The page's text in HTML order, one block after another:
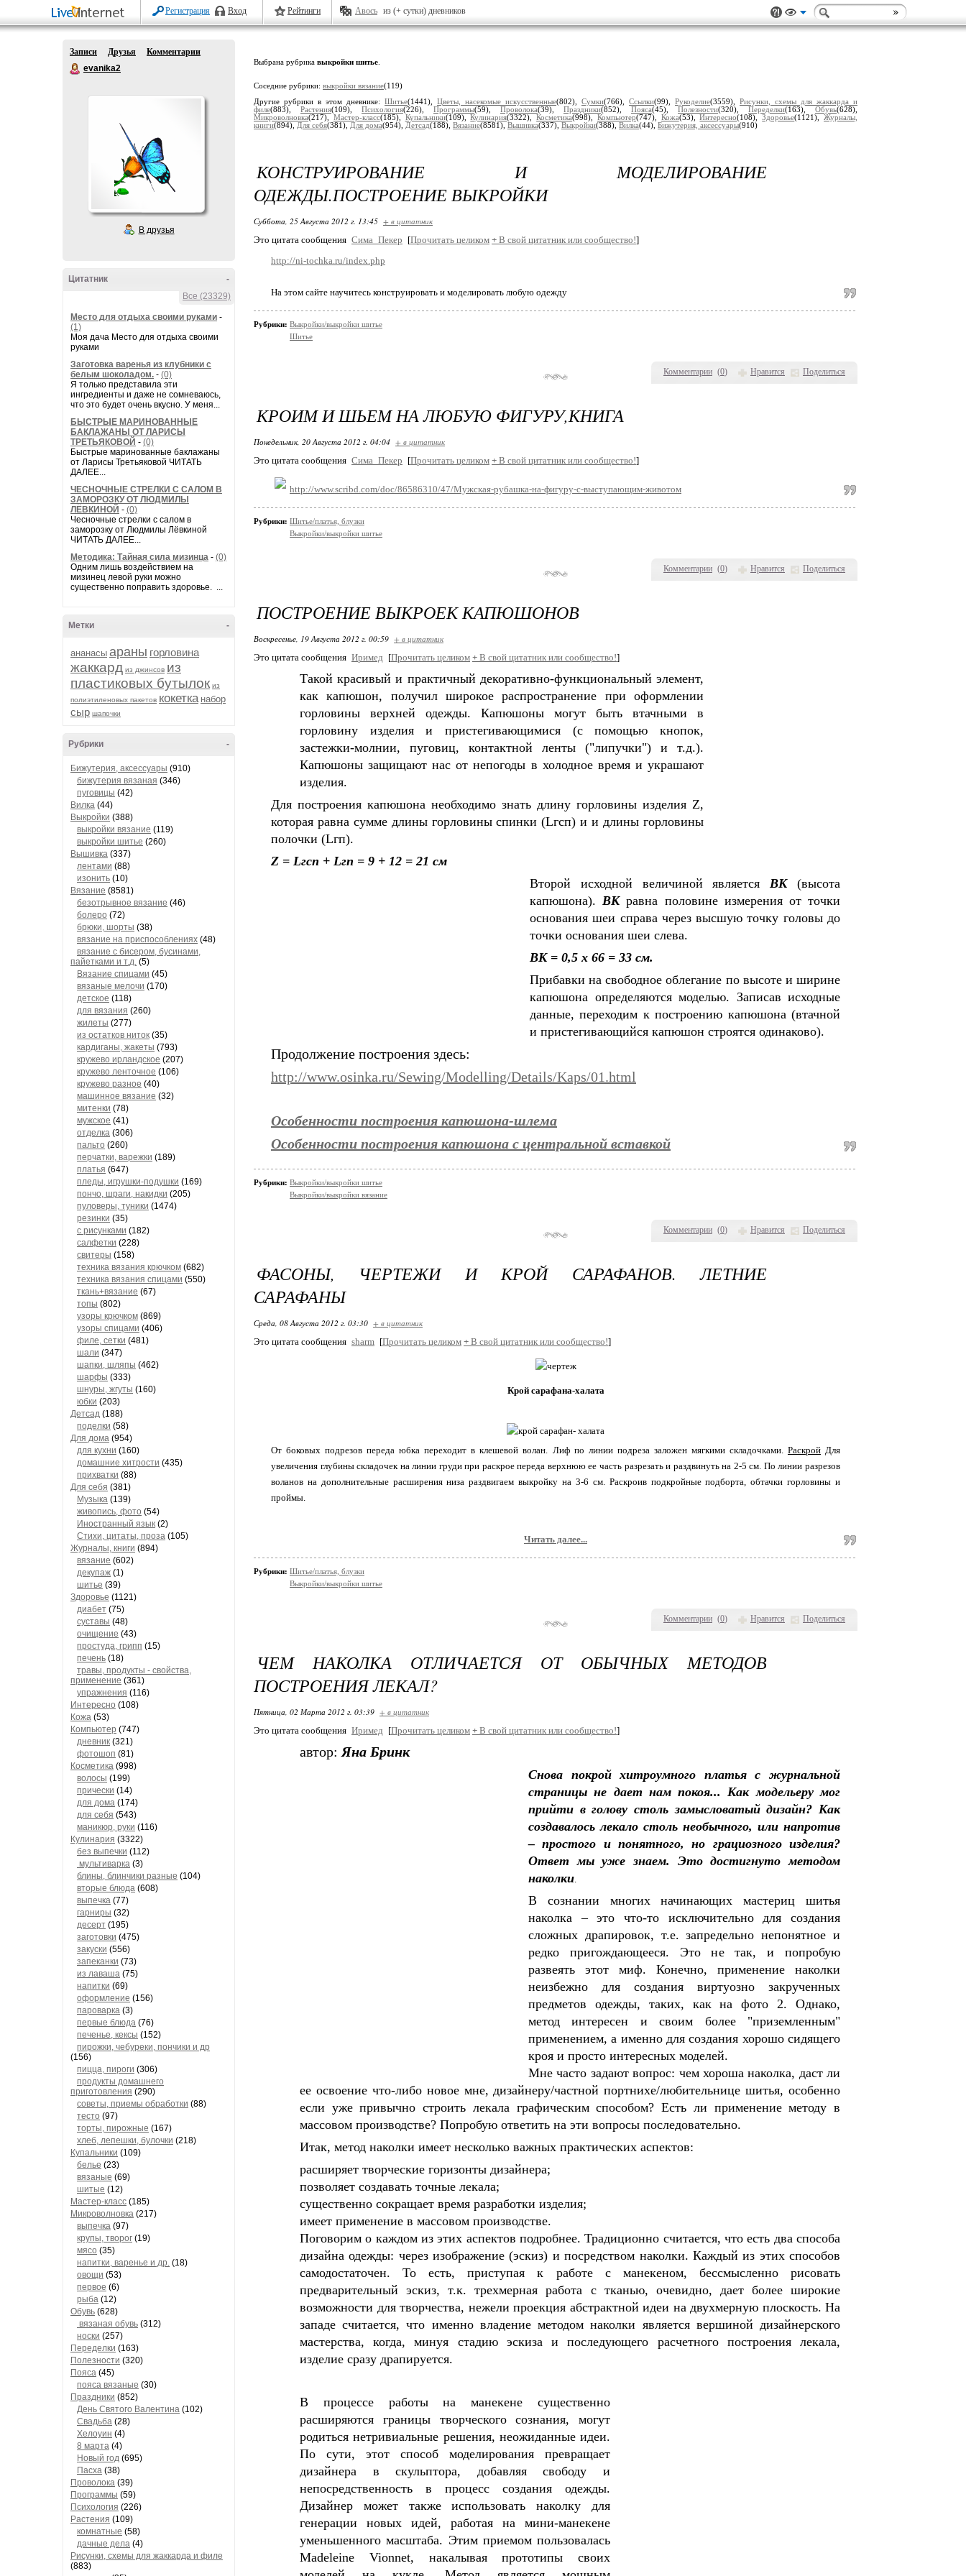
Регистрация Вход Рейтинги Авось из (+ сутки) дневников
Записи Друзья
Комментарии
evanika2
В друзья
-
Цитатник
Все (23329)
Место для отдыха своими руками -
(1)
Моя дача Место для отдыха своими
руками
Заготовка варенья из клубники с
белым шоколадом. - (0)
Я только представила эти
ингредиенты и даже не сомневаюсь,
что это будет очень вкусно. У меня...
БЫСТРЫЕ МАРИНОВАННЫЕ
БАКЛАЖАНЫ ОТ ЛАРИСЫ
ТРЕТЬЯКОВОЙ - (0)
Быстрые маринованные баклажаны
от Ларисы Третьяковой ЧИТАТЬ
ДАЛЕЕ...
ЧЕСНОЧНЫЕ СТРЕЛКИ С САЛОМ В
ЗАМОРОЗКУ ОТ ЛЮДМИЛЫ
ЛЁВКИНОЙ - (0)
Чесночные стрелки с салом в
заморозку от Людмилы Лёвкиной
ЧИТАТЬ ДАЛЕЕ...
Методика: Тайная сила мизинца - (0)
Одним лишь воздействием на
мизинец левой руки можно
существенно поправить здоровье. ...
-
Метки
ананасы араны горловина
жаккард из джинсов из
пластиковых бутылок из
полиэтиленовых пакетов кокетка набор
сыр шапочки
-
Рубрики
Бижутерия, аксессуары (910)
бижутерия вязаная (346)
пуговицы (42)
Вилка (44)
Выкройки (388)
выкройки вязание (119)
выкройки шитье (260)
Вышивка (337)
лентами (88)
изонить (10)
Вязание (8581)
безотрывное вязание (46)
болеро (72)
брюки, шорты (38)
вязание на приспособлениях (48)
вязание с бисером, бусинами,
пайетками и т.д. (5)
Вязание спицами (45)
вязаные мелочи (170)
детское (118)
для вязания (260)
жилеты (277)
из остатков ниток (35)
кардиганы, жакеты (793)
кружево ирландское (207)
кружево ленточное (106)
кружево разное (40)
машинное вязание (32)
митенки (78)
мужское (41)
отделка (306)
пальто (260)
перчатки, варежки (189)
платья (647)
пледы, игрушки-подушки (169)
пончо, шраги, накидки (205)
пуловеры, туники (1474)
резинки (35)
с рисунками (182)
салфетки (228)
свитеры (158)
техника вязания крючком (682)
техника вязания спицами (550)
ткань+вязание (67)
топы (802)
узоры крючком (869)
узоры спицами (406)
филе, сетки (481)
шали (347)
шапки, шляпы (462)
шарфы (333)
шнуры, жгуты (160)
юбки (203)
Детсад (188)
поделки (58)
Для дома (954)
для кухни (160)
домашние хитрости (435)
прихватки (88)
Для себя (381)
Музыка (139)
живопись, фото (54)
Иностранный язык (2)
Стихи, цитаты, проза (105)
Журналы, книги (894)
вязание (602)
декупаж (1)
шитье (39)
Здоровье (1121)
диабет (75)
суставы (48)
очищение (43)
простуда, грипп (15)
печень (18)
травы, продукты - свойства,
применение (361)
упражнения (116)
Интересно (108)
Кожа (53)
Компьютер (747)
дневник (321)
фотошоп (81)
Косметика (998)
волосы (199)
прически (14)
для дома (174)
для себя (543)
маникюр, руки (116)
Кулинария (3322)
без выпечки (112)
мультиварка (3)
блины, блинчики разные (104)
вторые блюда (608)
выпечка (77)
гарниры (32)
десерт (195)
заготовки (475)
закуски (556)
запеканки (73)
из лаваша (75)
напитки (69)
оформление (156)
пароварка (3)
первые блюда (76)
печенье, кексы (152)
пирожки, чебуреки, пончики и др
(156)
пицца, пироги (306)
продукты домашнего
приготовления (290)
советы, приемы обработки (88)
тесто (97)
торты, пирожные (167)
хлеб, лепешки, булочки (218)
Купальники (109)
белье (23)
вязаные (69)
шитые (12)
Мастер-класс (185)
Микроволновка (217)
выпечка (97)
крупы, творог (19)
мясо (35)
напитки, варенье и др. (18)
овощи (53)
первое (6)
рыба (12)
Обувь (628)
вязаная обувь (312)
носки (257)
Переделки (163)
Полезности (320)
Пояса (45)
пояса вязаные (30)
Праздники (852)
День Святого Валентина (102)
Свадьба (28)
Хелоуин (4)
8 марта (4)
Новый год (695)
Пасха (38)
Проволока (39)
Программы (59)
Психология (226)
Растения (109)
комнатные (58)
дачные дела (4)
Рисунки, схемы для жаккарда и филе
(883)
Выбрана рубрика выкройки шитье
Соседние рубрики: выкройки вязание(119)
Другие рубрики в этом дневнике: Шитье(1441), Цветы, насекомые искусственные(802), Сумки(766), Ссылки(99), Рукоделие(3559), Рисунки, схемы для жаккарда и
филе(883), Растения(109), Психология(226), Программы(59), Проволока(39), Праздники(852), Пояса(45), Полезности(320), Переделки(163), Обувь(628),
Микроволновка(217), Мастер-класс(185), Купальники(109),Кулинария(3322),Косметика(998), Компьютер(747), Кожа(53),Интересно(108),Здоровье(1121),Журналы,
книги(894), Для себя(381), Для дома(954), Детсад(188), Вязание(8581), Вышивка(337), Выкройки(388), Вилка(44), Бижутерия, аксессуары(910)
Комментарии (0) Нравится Поделиться
КОНСТРУИРОВАНИЕ И МОДЕЛИРОВАНИЕ
ОДЕЖДЫ.ПОСТРОЕНИЕ ВЫКРОЙКИ
Суббота, 25 Августа 2012 г. 13:45 + в цитатник
Это цитата сообщения Сима_Пекер [Прочитать целиком + В свой цитатник или сообщество!]
http://ni-tochka.ru/index.php
На этом сайте научитесь конструировать и моделировать любую одежду
Рубрики: Выкройки/выкройки шитье
Шитье
Комментарии (0) Нравится Поделиться
КРОИМ И ШЬЕМ НА ЛЮБУЮ ФИГУРУ,КНИГА
Понедельник, 20 Августа 2012 г. 04:04 + в цитатник
Это цитата сообщения Сима_Пекер [Прочитать целиком + В свой цитатник или сообщество!]
http://www.scribd.com/doc/86586310/47/Мужская-рубашка-на-фигуру-с-выступающим-животом
Рубрики: Шитье/платья, блузки
Выкройки/выкройки шитье
Комментарии (0) Нравится Поделиться
ПОСТРОЕНИЕ ВЫКРОЕК КАПЮШОНОВ
Воскресенье, 19 Августа 2012 г. 00:59 + в цитатник
Это цитата сообщения Иримед [Прочитать целиком + В свой цитатник или сообщество!]
Такой красивый и практичный декоративно-функциональный элемент,
как капюшон, получил широкое распространение при оформлении
горловины верхней одежды. Капюшоны могут быть втачными в
горловину изделия и пристегивающимися (с помощью кнопок,
застежки-молнии, пуговиц, контактной ленты ("липучки") и т.д.).
Капюшоны защищают нас от непогоды в холодное время и украшают
изделия.
Для построения капюшона необходимо знать длину горловины изделия Z,
которая равна сумме длины горловины спинки (Lгсп) и и длины горловины
полочки (Lгп).
Z = Lгсп + Lгп = 9 + 12 = 21 см
Второй исходной величиной являетсяВК(высота
капюшона).ВКравна половине измерения от точки
основания шеи справа через высшую точку головы до
точки основания шеи слева.
ВК = 0,5 х 66 = 33 см.
Прибавки на свободное облегание по высоте и ширине
капюшона определяются моделью. Записав исходные
данные, переходим к построению капюшона (втачной
и пристегивающийся капюшон строятся одинаково).
Продолжение построения здесь:
http://www.osinka.ru/Sewing/Modelling/Details/Kaps/01.html
Особенности построения капюшона-шлема
Особенности построения капюшона с центральной вставкой
Рубрики: Выкройки/выкройки шитье
Выкройки/выкройки вязание
Комментарии (0) Нравится Поделиться
ФАСОНЫ, ЧЕРТЕЖИ И КРОЙ САРАФАНОВ. ЛЕТНИЕ
САРАФАНЫ
Среда, 08 Августа 2012 г. 03:30 + в цитатник
Это цитата сообщения sharm [Прочитать целиком + В свой цитатник или сообщество!]
Крой сарафана-халата
От боковых подрезов переда юбка переходит в клешевой волан. Лиф по линии подреза заложен мягкими складочками. РаскройДля
увеличения глубины складочек на линии груди при раскрое переда верхнюю ее часть разрезать и раздвинуть на 2-5 см. По линии разрезов
воланов на дополнительные расширения низа раздвигаем выкройку на 3-6 см. Раскроив подкройные подборта, обтачки горловины и
проймы.
Читать далее...
Рубрики: Шитье/платья, блузки
Выкройки/выкройки шитье
ЧЕМ НАКОЛКА ОТЛИЧАЕТСЯ ОТ ОБЫЧНЫХ МЕТОДОВ
ПОСТРОЕНИЯ ЛЕКАЛ?
Пятница, 02 Марта 2012 г. 03:39 + в цитатник
Это цитата сообщения Иримед [Прочитать целиком + В свой цитатник или сообщество!]
автор: Яна Бринк
Снова покрой хитроумного платья с журнальной
страницы не дает нам покоя... Как модельеру мог
прийти в голову столь замысловатый дизайн? Как
создавалось лекало столь необычного, или напротив
– простого и понятного, но грациозного изделия?
Ответ мы уже знаем. Это достигнуто методом
наколки.
В сознании многих начинающих мастериц шитья
наколка – это что-то исключительно для создания
сложных драпировок, т.е. запредельно непонятное и
редко пригождающееся. Это не так, и попробую
развеять этот миф. Конечно, применение наколки
неизбежно для создания виртуозно закрученных
предметов одежды, таких, как на фото 2. Однако,
метод интересен и своим более "приземленным"
применением, а именно для создания хорошо сидящего
кроя и просто интересных моделей.
Мне часто задают вопрос: чем хороша наколка, даст ли
ее освоение что-либо новое мне, дизайнеру/частной портнихе/любительнице шитья, особенно
если уже привычно строить лекала графическим способом? Есть ли применение методу в
массовом производстве? Попробую ответить на эти вопросы последовательно.
Итак, метод наколки имеет несколько важных практических аспектов:
расширяет творческие горизонты дизайнера;
позволяет создавать точные лекала;
существенно сокращает время разработки изделия;
имеет применение в массовом производстве.
Поговорим о каждом из этих аспектов подробнее. Традиционно считается, что есть два способа
дизайна одежды: через изображение (эскиз) и посредством наколки. Каждый из этих способов
самодостаточен. То есть, приступая к работе с манекеном, бессмысленно рисовать
предварительный эскиз, т.к. трехмерная работа с тканью, очевидно, дает более широкие
возможности для творчества, нежели проекция абстрактной идеи на двухмерную плоскость. На
западе считается, что именно владение методом наколки является вершиной дизайнерского
мастерства, когда, минуя стадию эскиза и последующего расчетного построения лекала,
изделие сразу драпируется.
В процессе работы на манекене существенно
расширяются границы творческого сознания, могут
родиться нетривиальные решения, неожиданные идеи.
По сути, этот способ моделирования превращает
дизайнера в скульптора, добавляя свободу и
непосредственность в процесс создания одежды.
Дизайнер может также использовать наколку для
генерации новых идей, работая на мини-манекене
уменьшенного масштаба. Этим приемом пользовалась
Madeleine Vionnet, накалывая прототипы своих